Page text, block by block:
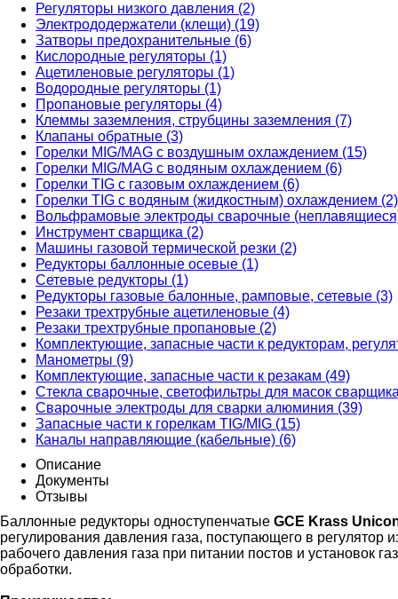
Регуляторы низкого давления (2)
Электрододержатели (клещи) (19)
Затворы предохранительные (6)
Кислородные регуляторы (1)
Ацетиленовые регуляторы (1)
Водородные регуляторы (1)
Пропановые регуляторы (4)
Клеммы заземления, струбцины заземления (7)
Клапаны обратные (3)
Горелки MIG/MAG с воздушным охлаждением (15)
Горелки MIG/MAG с водяным охлаждением (6)
Горелки TIG с газовым охлаждением (6)
Горелки TIG с водяным (жидкостным) охлаждением (2)
Вольфрамовые электроды сварочные
Инструмент сварщика (2)
Машины газовой термической резки (2)
Редукторы баллонные осевые (1)
Сетевые редукторы (1)
Редукторы газовые балонные, рамповые, сетевые (3)
Резаки трехтрубные ацетиленовые (4)
Резаки трехтрубные пропановые (2)
Комплектующие, запасные части к редукторам,
Манометры (9)
Комплектующие, запасные части к резакам (49)
Стекла сварочные, светофильтры для масок
Сварочные электроды для сварки алюминия (39)
Запасные части к горелкам TIG/MIG (15)
Каналы направляющие (кабельные) (6)
Описание
Документы
Отзывы
Баллонные редукторы одноступенчатые GCE Krass
регулирования давления газа, поступающего в
рабочего давления газа при питании постов и установок
обработки.